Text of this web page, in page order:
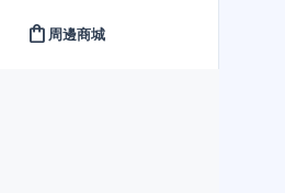
shopping_bag 周邊商城